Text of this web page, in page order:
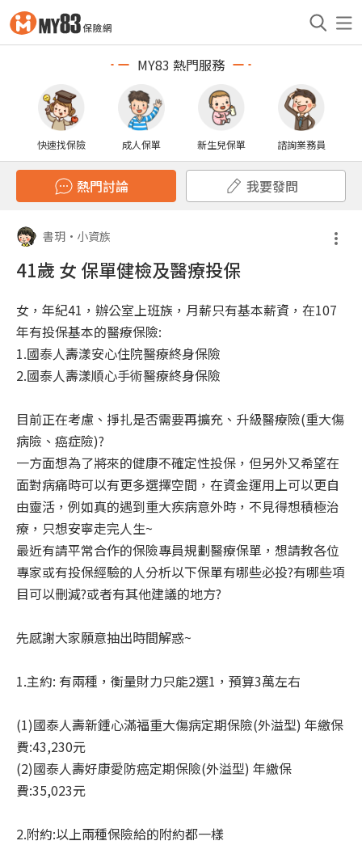
MY83 熱門服務
快速找保險 成人保單 新生兒保單 諮詢業務員
熱門討論 我要發問
書玥 • 小資族
41歲 女 保單健檢及醫療投保
女，年紀41，辦公室上班族，月薪只有基本薪資，在107
年有投保基本的醫療保險:
1.國泰人壽漾安心住院醫療終身保險
2.國泰人壽漾順心手術醫療終身保險
目前正在考慮、掙扎是否需要再擴充、升級醫療險(重大傷
病險、癌症險)?
一方面想為了將來的健康不確定性投保，但另外又希望在
面對病痛時可以有更多選擇空間，在資金運用上可以更自
由靈活，例如真的遇到重大疾病意外時，不見得想積極治
療，只想安寧走完人生~
最近有請平常合作的保險專員規劃醫療保單，想請教各位
專家或有投保經驗的人分析以下保單有哪些必投?有哪些項
目可以刪減?或者有其他建議的地方?
先感謝大家願意抽出時間解惑~
1.主約: 有兩種，衡量財力只能2選1，預算3萬左右
(1)國泰人壽新鍾心滿福重大傷病定期保險(外溢型) 年繳保
費:43,230元
(2)國泰人壽好康愛防癌定期保險(外溢型) 年繳保
費:35,023元
2.附約:以上兩種保險給的附約都一樣